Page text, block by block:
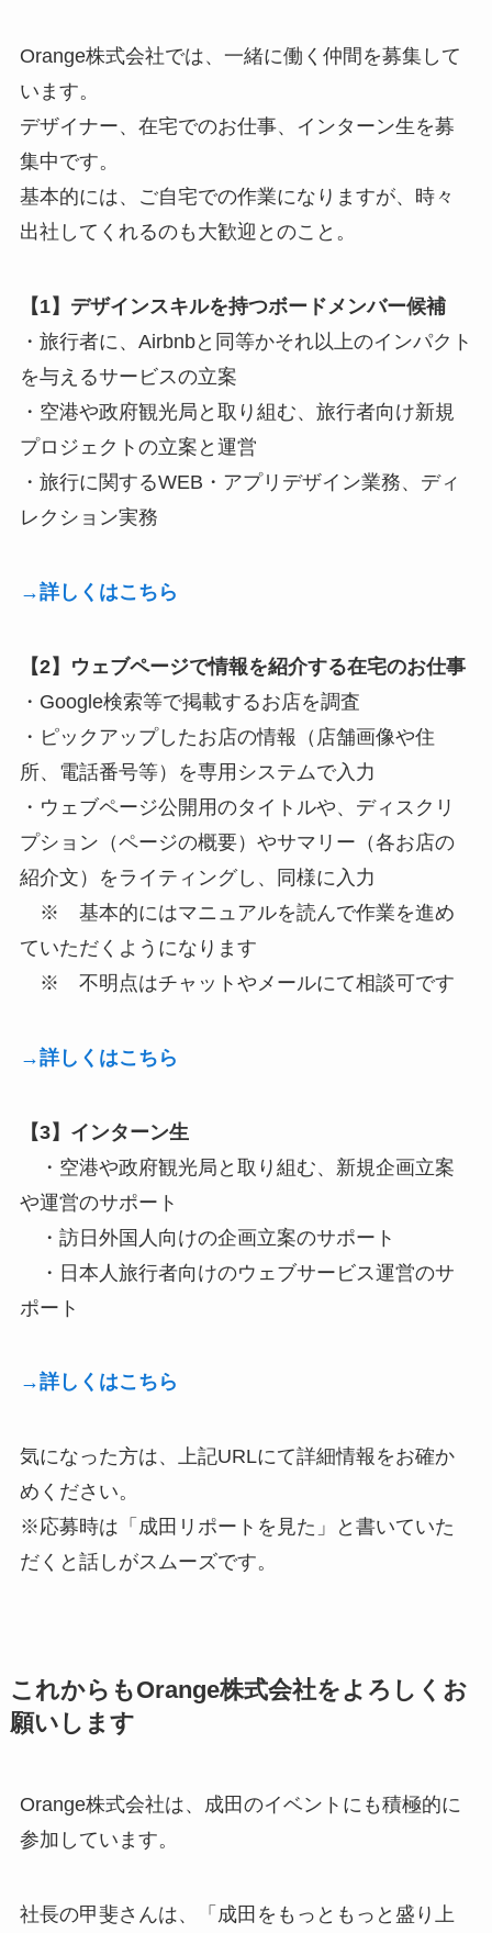
Orange株式会社では、一緒に働く仲間を募集して
います。
デザイナー、在宅でのお仕事、インターン生を募
集中です。
基本的には、ご自宅での作業になりますが、時々
出社してくれるのも大歓迎とのこと。
【1】デザインスキルを持つボードメンバー候補
・旅行者に、Airbnbと同等かそれ以上のインパクト
を与えるサービスの立案
・空港や政府観光局と取り組む、旅行者向け新規
プロジェクトの立案と運営
・旅行に関するWEB・アプリデザイン業務、ディ
レクション実務
→詳しくはこちら
【2】ウェブページで情報を紹介する在宅のお仕事
・Google検索等で掲載するお店を調査
・ピックアップしたお店の情報（店舗画像や住
所、電話番号等）を専用システムで入力
・ウェブページ公開用のタイトルや、ディスクリ
プション（ページの概要）やサマリー（各お店の
紹介文）をライティングし、同様に入力
※ 基本的にはマニュアルを読んで作業を進め
ていただくようになります
※ 不明点はチャットやメールにて相談可です
→詳しくはこちら
【3】インターン生
・空港や政府観光局と取り組む、新規企画立案
や運営のサポート
・訪日外国人向けの企画立案のサポート
・日本人旅行者向けのウェブサービス運営のサ
ポート
→詳しくはこちら
気になった方は、上記URLにて詳細情報をお確か
めください。
※応募時は「成田リポートを見た」と書いていた
だくと話しがスムーズです。
これからもOrange株式会社をよろしくお
願いします
Orange株式会社は、成田のイベントにも積極的に
参加しています。
社長の甲斐さんは、「成田をもっともっと盛り上